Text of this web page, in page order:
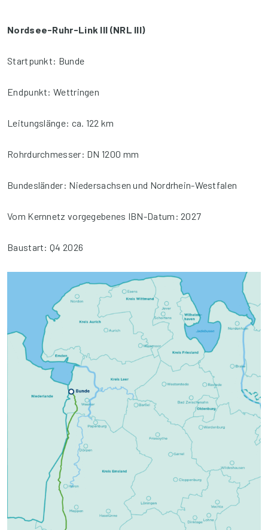
Nordsee-Ruhr-Link III (NRL III)
Startpunkt: Bunde
Endpunkt: Wettringen
Leitungslänge: ca. 122 km
Rohrdurchmesser: DN 1200 mm
Bundesländer: Niedersachsen und Nordrhein-Westfalen
Vom Kernnetz vorgegebenes IBN-Datum: 2027
Baustart: Q4 2026